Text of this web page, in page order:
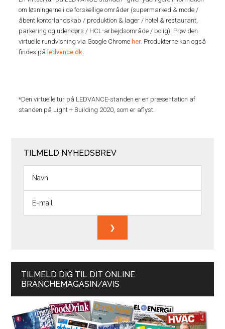
om løsningerne i de forskellige områder (supermarked & mode /
åbent kontorlandskab / produktion & lager / hotel & restaurant,
parkering og udendørs / HCL-arbejdsområde / bolig). Prøv den
virtuelle rundvisning via Google Chrome her. Produkterne kan også
findes på ledvance.dk.
*Den virtuelle tur på LEDVANCE-standen er en præsentation af
standen på Light + Building 2020, som er aflyst.
TILMELD NYHEDSBREV
TILMELD DIG TIL DIT ONLINE
BRANCHEMAGASIN/AVIS